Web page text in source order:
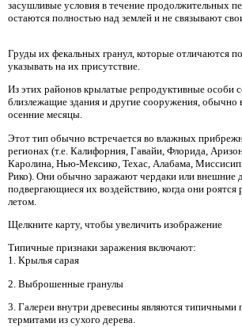
засушливые условия в течение продолжительных
остаются полностью над землей и не связывают
Груды их фекальных гранул, которые отличаются
указывать на их присутствие.
Из этих районов крылатые репродуктивные особи
близлежащие здания и другие сооружения, обычно
осенние месяцы.
Этот тип обычно встречается во влажных
регионах (т.е. Калифорния, Гавайи, Флорида,
Каролина, Нью-Мексико, Техас, Алабама,
Рико). Они обычно заражают чердаки или внешние
подвергающиеся их воздействию, когда они роятся
летом.
Щелкните карту, чтобы увеличить изображение
Типичные признаки заражения включают:
1. Крылья сарая
2. Выброшенные гранулы
3. Галереи внутри древесины являются типичными
термитами из сухого дерева.